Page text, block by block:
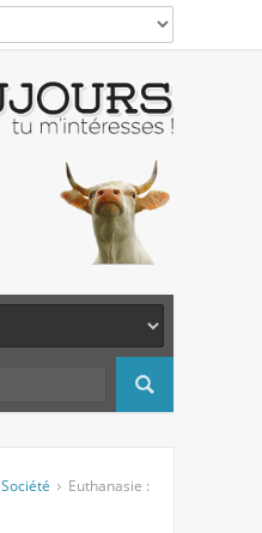
Société
Euthanasie :